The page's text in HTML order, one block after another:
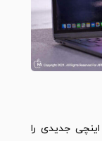
در نوامبر سال 2019 اپل، مک بوک پرو 16 اینچی جدیدی را